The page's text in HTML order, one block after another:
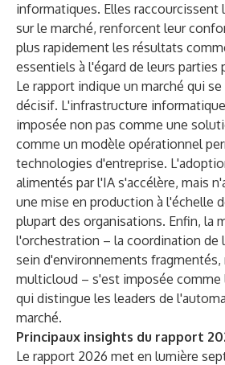
informatiques. Elles raccourcissent
sur le marché, renforcent leur
plus rapidement les résultats
essentiels à l'égard de leurs parties
Le rapport indique un marché qui
décisif. L'infrastructure
imposée non pas comme une
comme un modèle opérationnel
technologies d'entreprise.
alimentés par l'IA s'accélère, mais
une mise en production à l'échelle
plupart des organisations. Enfin, la
l'orchestration – la coordination de
sein d'environnements
multicloud – s'est imposée comme
qui distingue les leaders de
marché.
Principaux insights du rapport
Le rapport 2026 met en lumière